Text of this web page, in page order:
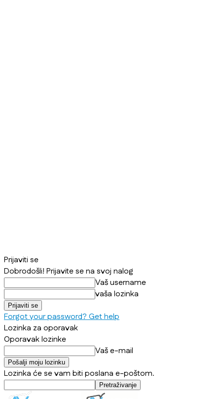
Prijaviti se
Dobrodošli! Prijavite se na svoj nalog
Vaš username
vaša lozinka
Forgot your password? Get help
Lozinka za oporavak
Oporavak lozinke
Vaš e-mail
Lozinka će se vam biti poslana e-poštom.